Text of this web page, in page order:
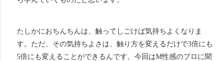
たしかにおちんちんは、触ってしごけば気持ちよくなりま
す。ただ、その気持ちよさは、触り方を変えるだけで3倍にも
5倍にも変えることができるんです。今回はM性感のプロに聞